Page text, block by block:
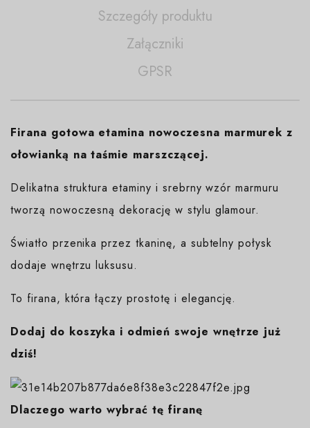
Szczegóły produktu
Załączniki
GPSR
Firana gotowa etamina nowoczesna marmurek z
ołowianką na taśmie marszczącej.
Delikatna struktura etaminy i srebrny wzór marmuru
tworzą nowoczesną dekorację w stylu glamour.
Światło przenika przez tkaninę, a subtelny połysk
dodaje wnętrzu luksusu.
To firana, która łączy prostotę i elegancję.
Dodaj do koszyka i odmień swoje wnętrze już
dziś!
Dlaczego warto wybrać tę firanę